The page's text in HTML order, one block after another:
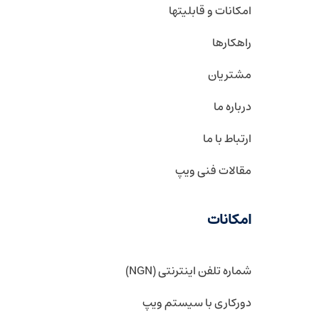
امکانات و قابلیتها
راهکارها
مشتریان
درباره ما
ارتباط با ما
مقالات فنی ویپ
امکانات
شماره تلفن اینترنتی (NGN)
دورکاری با سیستم ویپ